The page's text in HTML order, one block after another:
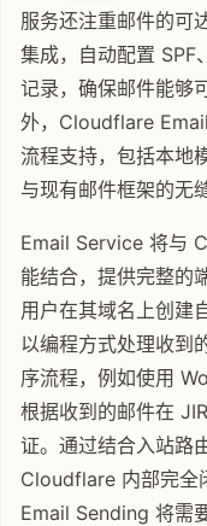
服务还注重邮件的可
集成，自动配置 SPF
记录，确保邮件能够
外，Cloudflare
流程支持，包括本地
与现有邮件框架的无
Email Service 将与
能结合，提供完整的
用户在其域名上创建
以编程方式处理收到
序流程，例如使用
根据收到的邮件在
证。通过结合入站路
Cloudflare 内部完全
Email Sending 将需